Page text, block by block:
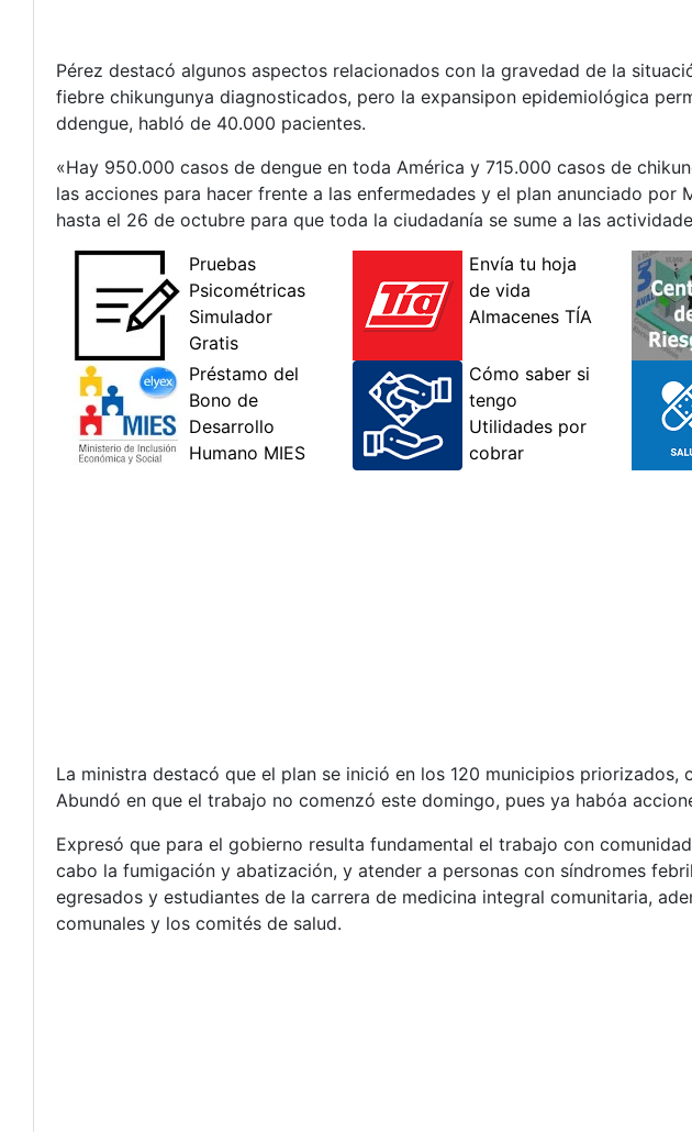
Pérez destacó algunos aspectos relacionados con la gravedad de la
fiebre chikungunya diagnosticados, pero la expansipon epidemiológica
ddengue, habló de 40.000 pacientes.
«Hay 950.000 casos de dengue en toda América y 715.000 casos de
las acciones para hacer frente a las enfermedades y el plan anunciado por
hasta el 26 de octubre para que toda la ciudadanía se sume a las
La ministra destacó que el plan se inició en los 120 municipios
Abundó en que el trabajo no comenzó este domingo, pues ya habóa
Expresó que para el gobierno resulta fundamental el trabajo con
cabo la fumigación y abatización, y atender a personas con síndromes
egresados y estudiantes de la carrera de medicina integral comunitaria,
comunales y los comités de salud.